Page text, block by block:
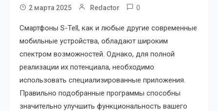
2 марта 2025 Redactor 0
Смартфоны S-Tell, как и любые другие современные
мобильные устройства, обладают широким
спектром возможностей. Однако, для полной
реализации их потенциала, необходимо
использовать специализированные приложения.
Правильно подобранные программы способны
значительно улучшить функциональность вашего